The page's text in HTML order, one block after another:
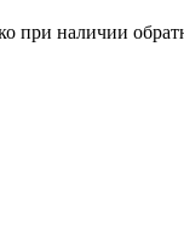
при наличии